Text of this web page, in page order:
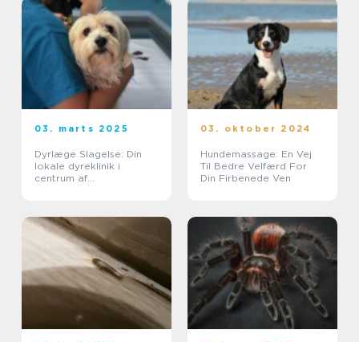
03. marts 2025
Dyrlæge Slagelse: Din
lokale dyreklinik i
centrum af
03. oktober 2024
Hundemassage: En Vej
Til Bedre Velfærd For
Din Firbenede Ven